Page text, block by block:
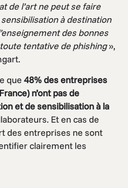
de l’art ne peut se faire
à destination
des bonnes
tentative de phishing»,
que 48% des entreprises
n’ont pas de
et de sensibilisation à la
Et en cas de
des entreprises ne sont
clairement les